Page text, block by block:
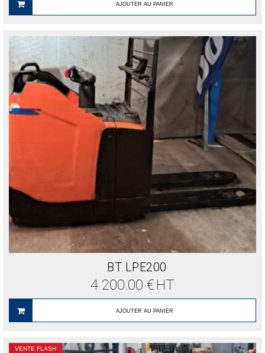
AJOUTER AU PANIER
BT LPE200
4 200.00 € HT
AJOUTER AU PANIER
VENTE FLASH